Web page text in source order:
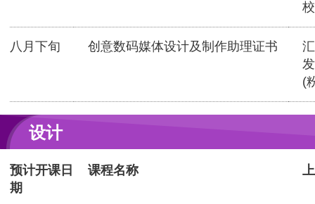
八月下旬 创意数码媒体设计及制作助理证书
(
设计
预计开课日
期
课程名称